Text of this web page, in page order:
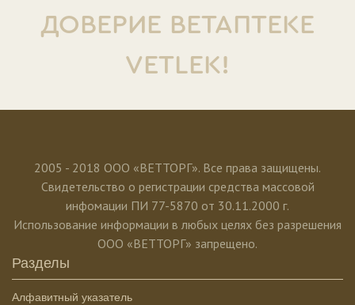
ДОВЕРИЕ ВЕТАПТЕКЕ
VETLEK!
2005 - 2018 ООО «ВЕТТОРГ». Все права защищены.
Свидетельство о регистрации средства массовой
инфомации ПИ 77-5870 от 30.11.2000 г.
Использование информации в любых целях без разрешения
ООО «ВЕТТОРГ» запрещено.
Разделы
Алфавитный указатель